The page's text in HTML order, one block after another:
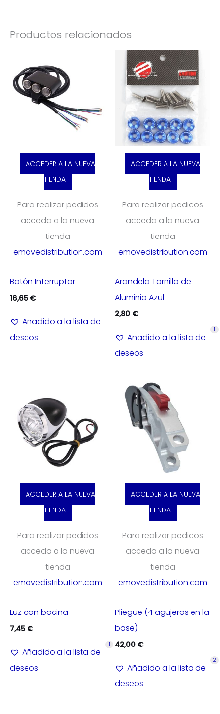
Productos relacionados
ACCEDER A LA NUEVA
TIENDA
Para realizar pedidos
acceda a la nueva
tienda
emovedistribution.com
Botón Interruptor
16,65 €
Añadido a la lista de
deseos
ACCEDER A LA NUEVA
TIENDA
Para realizar pedidos
acceda a la nueva
tienda
emovedistribution.com
Arandela Tornillo de
Aluminio Azul
2,80 €
Añadido a la lista de
deseos
1
ACCEDER A LA NUEVA
TIENDA
Para realizar pedidos
acceda a la nueva
tienda
emovedistribution.com
Luz con bocina
7,45 €
Añadido a la lista de
deseos
1
ACCEDER A LA NUEVA
TIENDA
Para realizar pedidos
acceda a la nueva
tienda
emovedistribution.com
Pliegue (4 agujeros en la
base)
42,00 €
Añadido a la lista de
deseos
2